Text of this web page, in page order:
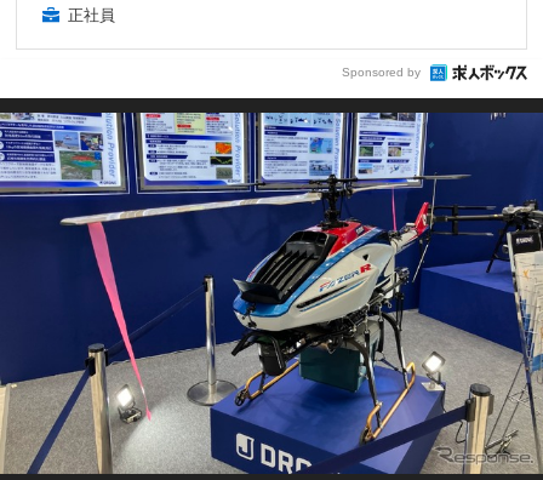
正社員
Sponsored by